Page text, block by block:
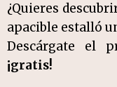
¿Quieres
apacible estalló
Descárgate el
¡gratis!